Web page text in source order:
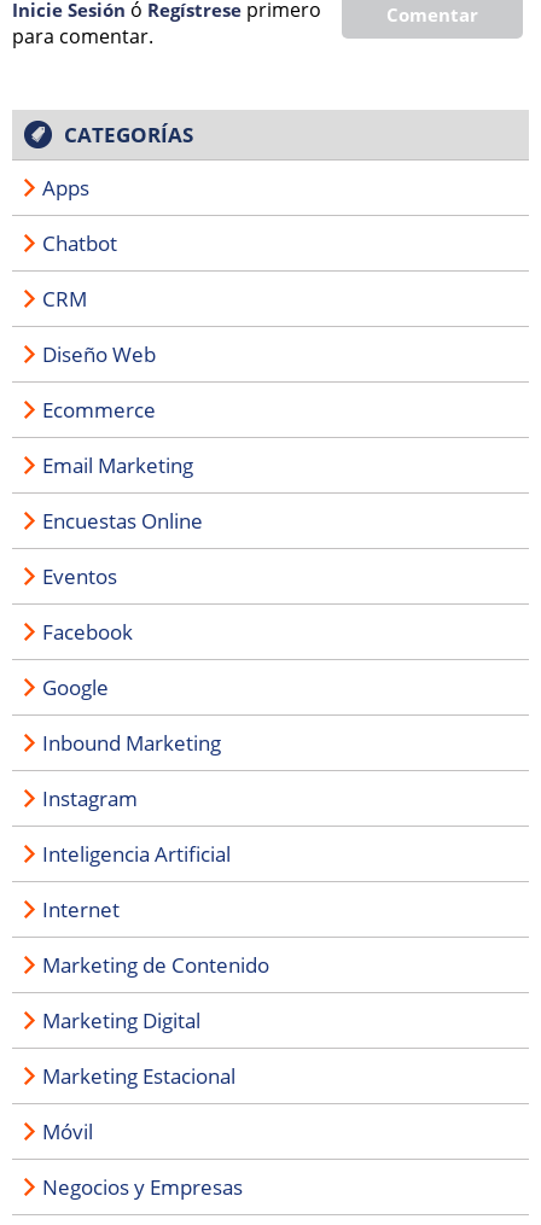
Comentar
Inicie Sesión ó Regí­strese primero
para comentar.
CATEGORÍAS
Apps
Chatbot
CRM
Diseño Web
Ecommerce
Email Marketing
Encuestas Online
Eventos
Facebook
Google
Inbound Marketing
Instagram
Inteligencia Artificial
Internet
Marketing de Contenido
Marketing Digital
Marketing Estacional
Móvil
Negocios y Empresas